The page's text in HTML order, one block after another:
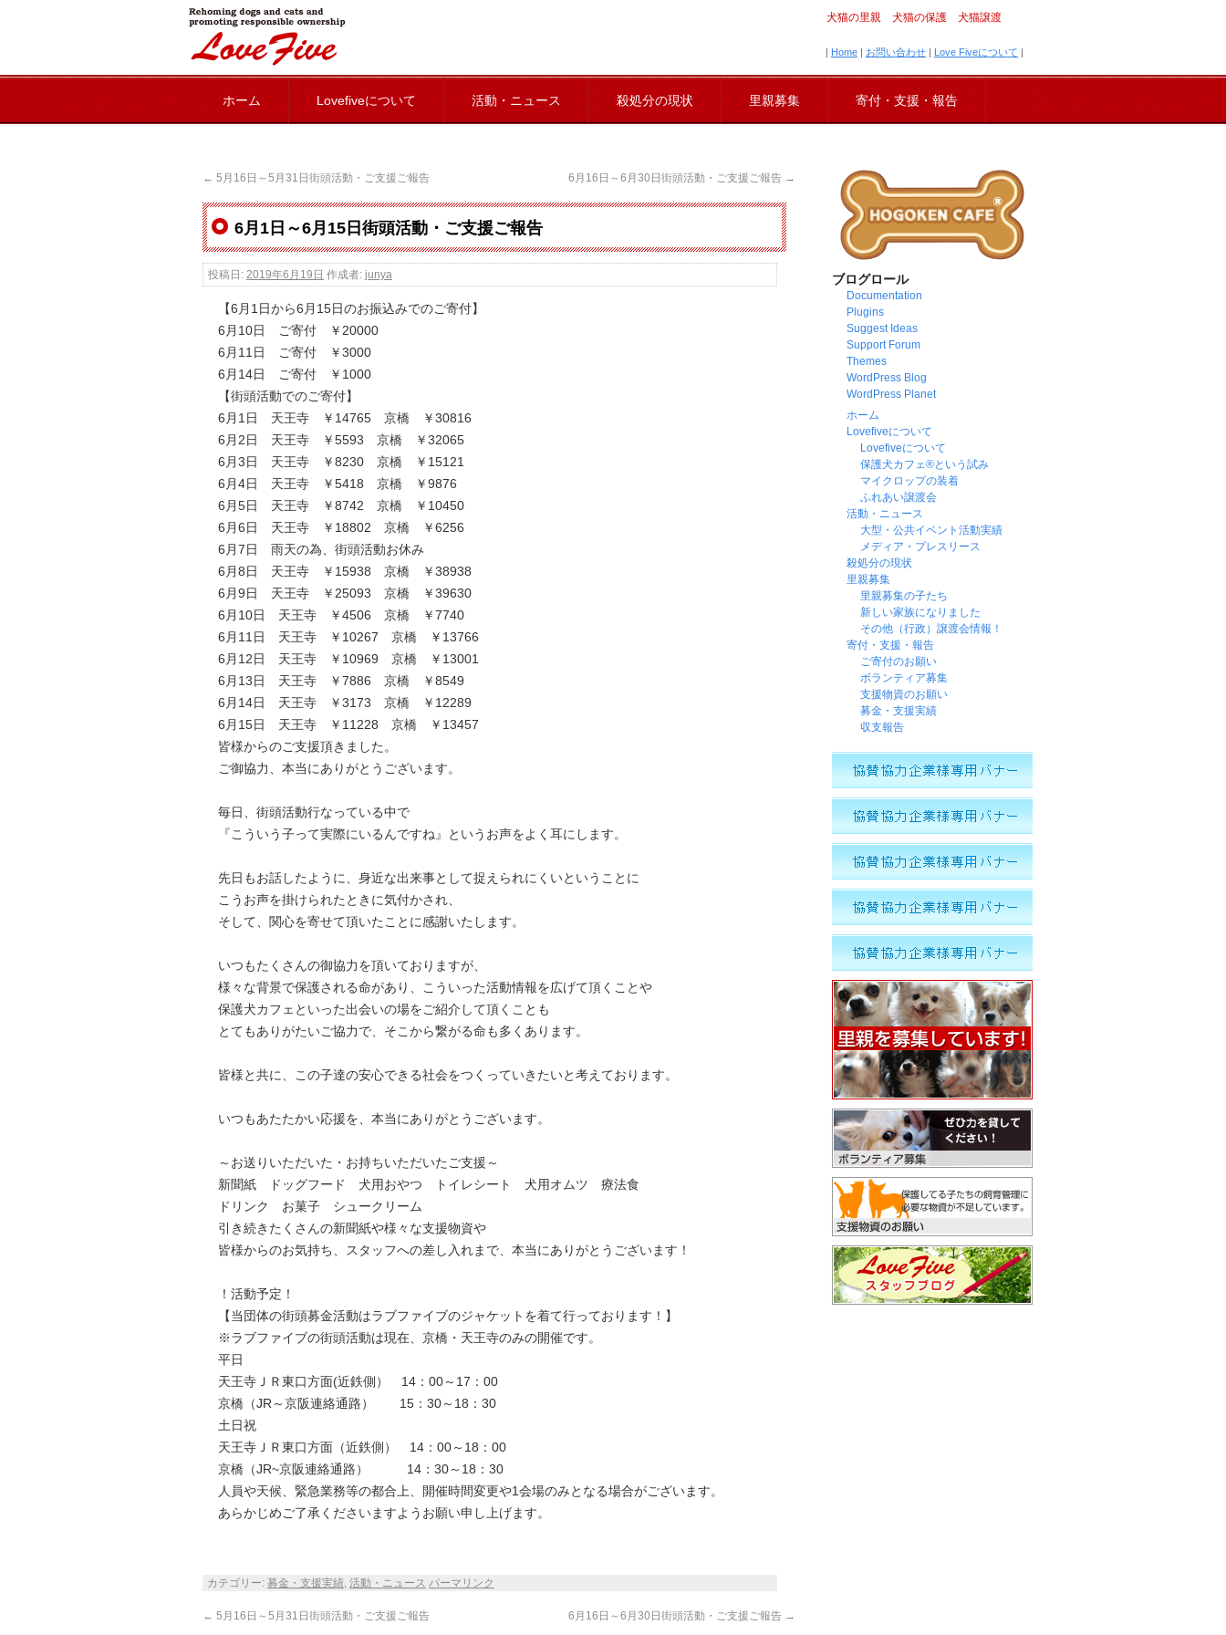
lovefive
犬猫の里親 犬猫の保護 犬猫譲渡
| Home | お問い合わせ | Love Fiveについて |
ホーム Lovefiveについて 活動・ニュース 殺処分の現状 里親募集 寄付・支援・報告
← 5月16日～5月31日街頭活動・ご支援ご報告 6月16日～6月30日街頭活動・ご支援ご報告 →
6月1日～6月15日街頭活動・ご支援ご報告
投稿日: 2019年6月19日 作成者: junya
【6月1日から6月15日のお振込みでのご寄付】
6月10日 ご寄付 ￥20000
6月11日 ご寄付 ￥3000
6月14日 ご寄付 ￥1000
【街頭活動でのご寄付】
6月1日 天王寺 ￥14765 京橋 ￥30816
6月2日 天王寺 ￥5593 京橋 ￥32065
6月3日 天王寺 ￥8230 京橋 ￥15121
6月4日 天王寺 ￥5418 京橋 ￥9876
6月5日 天王寺 ￥8742 京橋 ￥10450
6月6日 天王寺 ￥18802 京橋 ￥6256
6月7日 雨天の為、街頭活動お休み
6月8日 天王寺 ￥15938 京橋 ￥38938
6月9日 天王寺 ￥25093 京橋 ￥39630
6月10日 天王寺 ￥4506 京橋 ￥7740
6月11日 天王寺 ￥10267 京橋 ￥13766
6月12日 天王寺 ￥10969 京橋 ￥13001
6月13日 天王寺 ￥7886 京橋 ￥8549
6月14日 天王寺 ￥3173 京橋 ￥12289
6月15日 天王寺 ￥11228 京橋 ￥13457
皆様からのご支援頂きました。
ご御協力、本当にありがとうございます。
毎日、街頭活動行なっている中で
『こういう子って実際にいるんですね』というお声をよく耳にします。
先日もお話したように、身近な出来事として捉えられにくいということに
こうお声を掛けられたときに気付かされ、
そして、関心を寄せて頂いたことに感謝いたします。
いつもたくさんの御協力を頂いておりますが、
様々な背景で保護される命があり、こういった活動情報を広げて頂くことや
保護犬カフェといった出会いの場をご紹介して頂くことも
とてもありがたいご協力で、そこから繋がる命も多くあります。
皆様と共に、この子達の安心できる社会をつくっていきたいと考えております。
いつもあたたかい応援を、本当にありがとうございます。
～お送りいただいた・お持ちいただいたご支援～
新聞紙 ドッグフード 犬用おやつ トイレシート 犬用オムツ 療法食
ドリンク お菓子 シュークリーム
引き続きたくさんの新聞紙や様々な支援物資や
皆様からのお気持ち、スタッフへの差し入れまで、本当にありがとうございます！
！活動予定！
【当団体の街頭募金活動はラブファイブのジャケットを着て行っております！】
※ラブファイブの街頭活動は現在、京橋・天王寺のみの開催です。
平日
天王寺ＪＲ東口方面(近鉄側） 14：00～17：00
京橋（JR～京阪連絡通路） 15：30～18：30
土日祝
天王寺ＪＲ東口方面（近鉄側） 14：00～18：00
京橋（JR~京阪連絡通路） 14：30～18：30
人員や天候、緊急業務等の都合上、開催時間変更や1会場のみとなる場合がございます。
あらかじめご了承くださいますようお願い申し上げます。
カテゴリー: 募金・支援実績, 活動・ニュース パーマリンク
← 5月16日～5月31日街頭活動・ご支援ご報告 6月16日～6月30日街頭活動・ご支援ご報告 →
ブログロール
Documentation
Plugins
Suggest Ideas
Support Forum
Themes
WordPress Blog
WordPress Planet
ホーム
Lovefiveについて
Lovefiveについて
保護犬カフェ®という試み
マイクロップの装着
ふれあい譲渡会
活動・ニュース
大型・公共イベント活動実績
メディア・プレスリース
殺処分の現状
里親募集
里親募集の子たち
新しい家族になりました
その他（行政）譲渡会情報！
寄付・支援・報告
ご寄付のお願い
ボランティア募集
支援物資のお願い
募金・支援実績
収支報告